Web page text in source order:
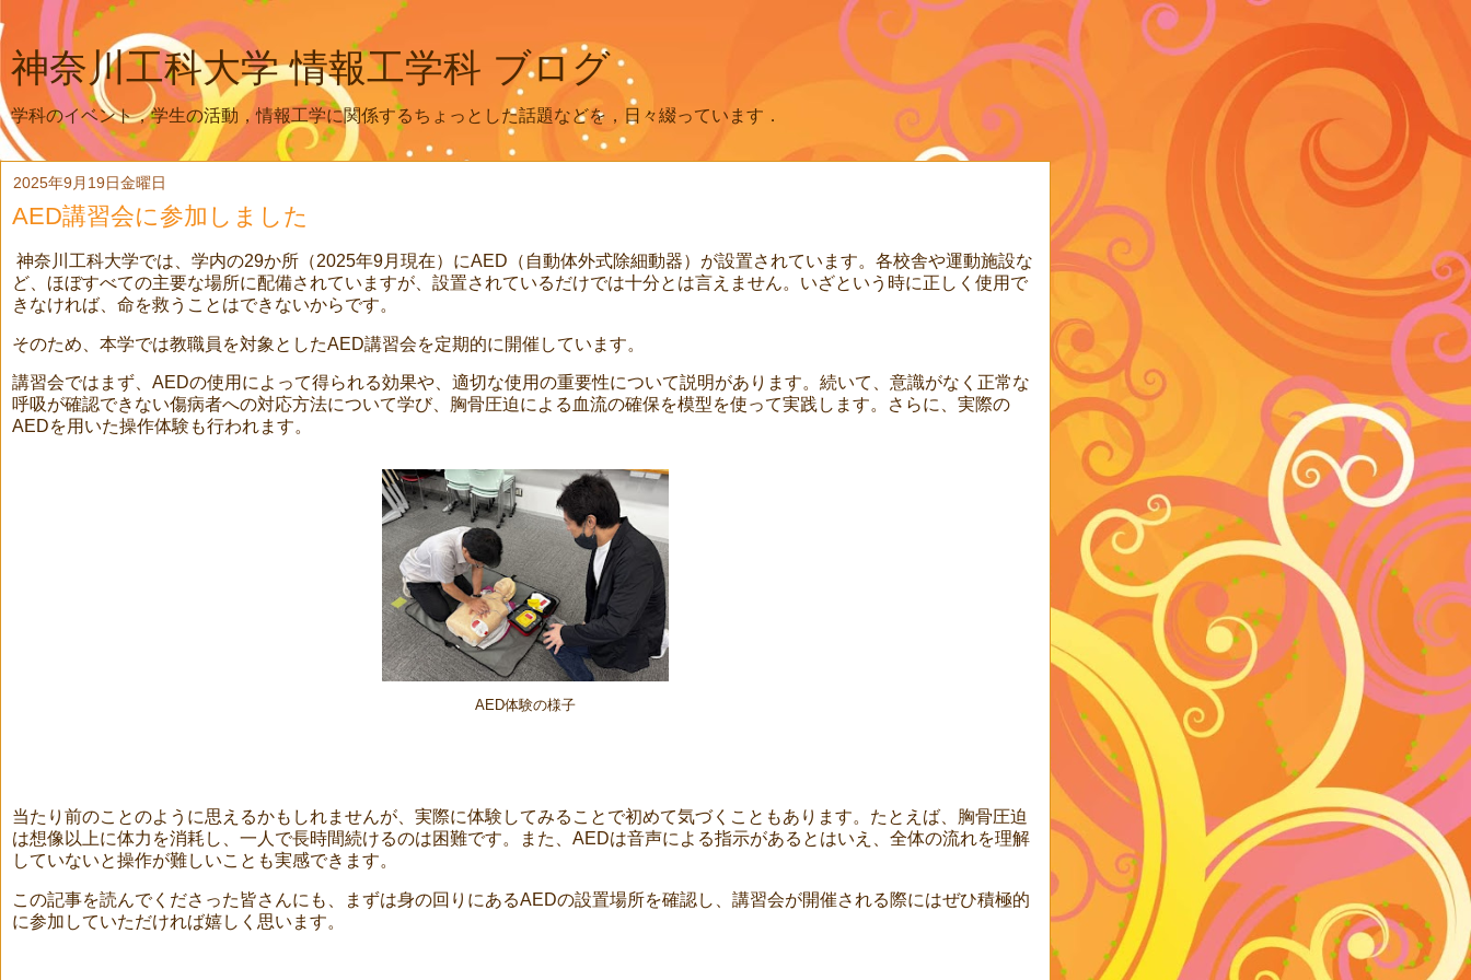
神奈川工科大学 情報工学科 ブログ
学科のイベント，学生の活動，情報工学に関係するちょっとした話題などを，日々綴っています．
2025年9月19日金曜日
AED講習会に参加しました
神奈川工科大学では、学内の29か所（2025年9月現在）にAED（自動体外式除細動器）が設置されています。各校舎や運動施設な
ど、ほぼすべての主要な場所に配備されていますが、設置されているだけでは十分とは言えません。いざという時に正しく使用で
きなければ、命を救うことはできないからです。
そのため、本学では教職員を対象としたAED講習会を定期的に開催しています。
講習会ではまず、AEDの使用によって得られる効果や、適切な使用の重要性について説明があります。続いて、意識がなく正常な
呼吸が確認できない傷病者への対応方法について学び、胸骨圧迫による血流の確保を模型を使って実践します。さらに、実際の
AEDを用いた操作体験も行われます。
AED体験の様子
当たり前のことのように思えるかもしれませんが、実際に体験してみることで初めて気づくこともあります。たとえば、胸骨圧迫
は想像以上に体力を消耗し、一人で長時間続けるのは困難です。また、AEDは音声による指示があるとはいえ、全体の流れを理解
していないと操作が難しいことも実感できます。
この記事を読んでくださった皆さんにも、まずは身の回りにあるAEDの設置場所を確認し、講習会が開催される際にはぜひ積極的
に参加していただければ嬉しく思います。